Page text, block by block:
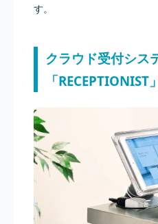
す。
クラウド受付シス
「RECEPTIONIST